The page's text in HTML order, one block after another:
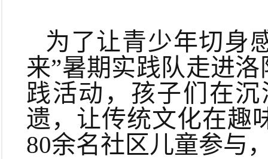
为了让青少年切身
来”暑期实践队走进
践活动，孩子们在
遗，让传统文化在趣
80余名社区儿童参与